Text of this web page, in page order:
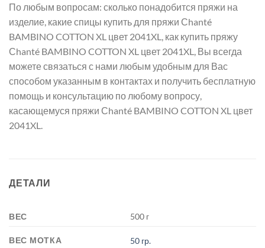
По любым вопросам: сколько понадобится пряжи на
изделие, какие спицы купить для пряжи Сhanté
BAMBINO COTTON XL цвет 2041XL, как купить пряжу
Сhanté BAMBINO COTTON XL цвет 2041XL, Вы всегда
можете связаться с нами любым удобным для Вас
способом указанным в контактах и получить бесплатную
помощь и консультацию по любому вопросу,
касающемуся пряжи Сhanté BAMBINO COTTON XL цвет
2041XL.
ДЕТАЛИ
ВЕС 500 г
ВЕС МОТКА 50 гр.